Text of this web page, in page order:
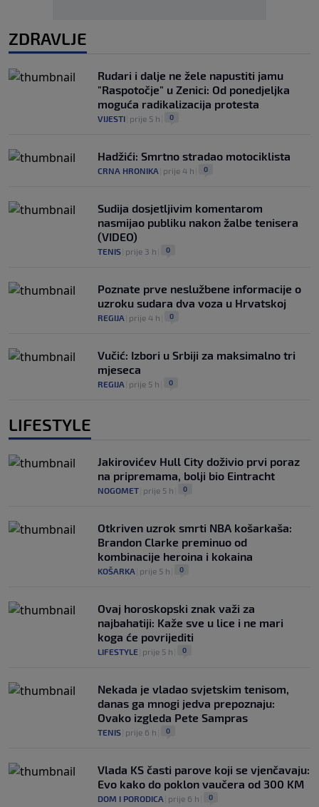
ZDRAVLJE
Rudari i dalje ne žele napustiti jamu
"Raspotočje" u Zenici: Od ponedjeljka
moguća radikalizacija protesta
VIJESTI prije 5 h 0
Hadžići: Smrtno stradao motociklista
CRNA HRONIKA prije 4 h 0
Sudija dosjetljivim komentarom
nasmijao publiku nakon žalbe tenisera
(VIDEO)
TENIS prije 3 h 0
Poznate prve neslužbene informacije o
uzroku sudara dva voza u Hrvatskoj
REGIJA prije 4 h 0
Vučić: Izbori u Srbiji za maksimalno tri
mjeseca
REGIJA prije 5 h 0
LIFESTYLE
Jakirovićev Hull City doživio prvi poraz
na pripremama, bolji bio Eintracht
NOGOMET prije 5 h 0
Otkriven uzrok smrti NBA košarkaša:
Brandon Clarke preminuo od
kombinacije heroina i kokaina
KOŠARKA prije 5 h 0
Ovaj horoskopski znak važi za
najbahatiji: Kaže sve u lice i ne mari
koga će povrijediti
LIFESTYLE prije 5 h 0
Nekada je vladao svjetskim tenisom,
danas ga mnogi jedva prepoznaju:
Ovako izgleda Pete Sampras
TENIS prije 6 h 0
Vlada KS časti parove koji se vjenčavaju:
Evo kako do poklon vaučera od 300 KM
DOM I PORODICA prije 6 h 0